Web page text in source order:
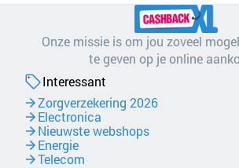
Onze missie is om jou zoveel
te geven op je online
Interessant
Zorgverzekering 2026
Electronica
Nieuwste webshops
Energie
Telecom